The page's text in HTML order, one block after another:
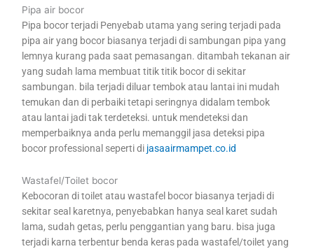
Pipa air bocor
Pipa bocor terjadi Penyebab utama yang sering terjadi pada
pipa air yang bocor biasanya terjadi di sambungan pipa yang
lemnya kurang pada saat pemasangan. ditambah tekanan air
yang sudah lama membuat titik titik bocor di sekitar
sambungan. bila terjadi diluar tembok atau lantai ini mudah
temukan dan di perbaiki tetapi seringnya didalam tembok
atau lantai jadi tak terdeteksi. untuk mendeteksi dan
memperbaiknya anda perlu memanggil jasa deteksi pipa
bocor professional seperti di jasaairmampet.co.id
Wastafel/Toilet bocor
Kebocoran di toilet atau wastafel bocor biasanya terjadi di
sekitar seal karetnya, penyebabkan hanya seal karet sudah
lama, sudah getas, perlu penggantian yang baru. bisa juga
terjadi karna terbentur benda keras pada wastafel/toilet yang